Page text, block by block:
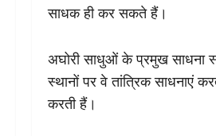
साधक ही कर सकते हैं।
अघोरी साधुओं के प्रमुख साधना
स्थानों पर वे तांत्रिक साधनाएं
करती हैं।